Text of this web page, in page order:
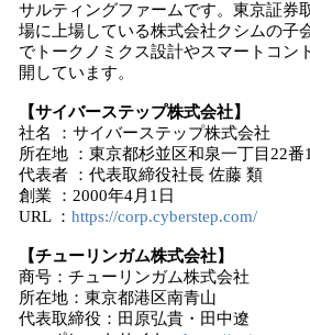
サルティングファームです。東京証券
場に上場している株式会社クシムの子
でトークノミクス設計やスマートコン
開しています。
【サイバーステップ株式会社】
社名 ：サイバーステップ株式会社
所在地 ：東京都杉並区和泉一丁目22番
代表者 ：代表取締役社長 佐藤 類
創業 ：2000年4月1日
URL ： https://corp.cyberstep.com/
【チューリンガム株式会社】
商号：チューリンガム株式会社
所在地：東京都港区南青山
代表取締役：田原弘貴・田中遼